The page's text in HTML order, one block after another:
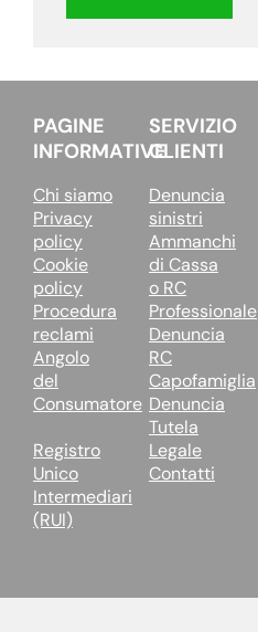
PAGINE
INFORMATIVE
Chi siamo
Privacy
policy
Cookie
policy
Procedura
reclami
Angolo
del
Consumatore
Registro
Unico
Intermediari
(RUI)
SERVIZIO
CLIENTI
Denuncia
sinistri
Ammanchi
di Cassa
o RC
Professionale
Denuncia
RC
Capofamiglia
Denuncia
Tutela
Legale
Contatti